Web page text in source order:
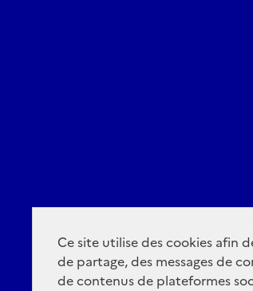
Ce site utilise des cookies afin
de partage, des messages de
de contenus de plateformes